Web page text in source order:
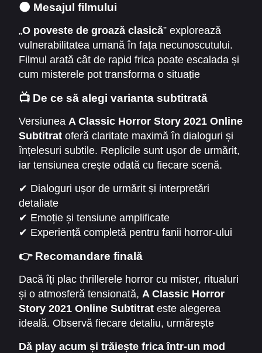
greșit poate avea consecințe dramatice.
🌑 Mesajul filmului
„O poveste de groază clasică” explorează
vulnerabilitatea umană în fața necunoscutului.
Filmul arată cât de rapid frica poate escalada și
cum misterele pot transforma o situație
obișnuită într-o luptă pentru supraviețuire.
Personajele învață să fie atente la detalii și să
se bazeze pe instinct pentru a descoperi
adevărul. Ritualurile și secretele ascunse
sporesc tensiunea și fac experiența vizionării
captivantă și memorabilă.
📺 De ce să alegi varianta subtitrată
Versiunea A Classic Horror Story 2021 Online
Subtitrat oferă claritate maximă în dialoguri și
înțelesuri subtile. Replicile sunt ușor de urmărit,
iar tensiunea crește odată cu fiecare scenă.
personaje și indicii care duc spre deznodământ.
✔ Dialoguri ușor de urmărit și interpretări
detaliate
✔ Emoție și tensiune amplificate
✔ Experiență completă pentru fanii horror-ului
👉 Recomandare finală
Dacă îți plac thrillerele horror cu mister, ritualuri
și o atmosferă tensionată, A Classic Horror
Story 2021 Online Subtitrat este alegerea
ideală. Observă fiecare detaliu, urmărește
Dă play acum și trăiește frica într-un mod